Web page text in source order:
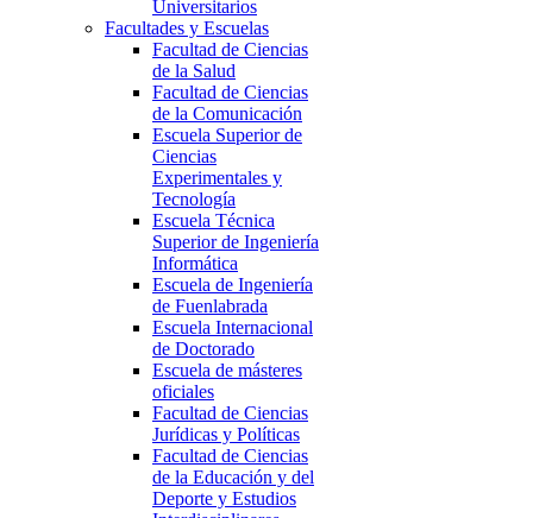
Universitarios
Facultades y Escuelas
Facultad de Ciencias
de la Salud
Facultad de Ciencias
de la Comunicación
Escuela Superior de
Ciencias
Experimentales y
Tecnología
Escuela Técnica
Superior de Ingeniería
Informática
Escuela de Ingeniería
de Fuenlabrada
Escuela Internacional
de Doctorado
Escuela de másteres
oficiales
Facultad de Ciencias
Jurídicas y Políticas
Facultad de Ciencias
de la Educación y del
Deporte y Estudios